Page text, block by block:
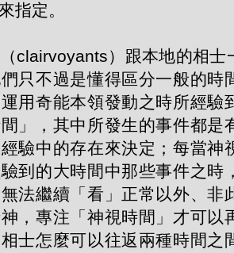
指定。
clairvoyants）跟本地的相士
只不過是懂得區分一般的時
用奇能本領發動之時所經驗
」，其中所發生的事件都是
驗中的存在來決定；每當神
到的大時間中那些事件之時
法繼續「看」正常以外、非
，專注「神視時間」才可以
士怎麼可以往返兩種時間之